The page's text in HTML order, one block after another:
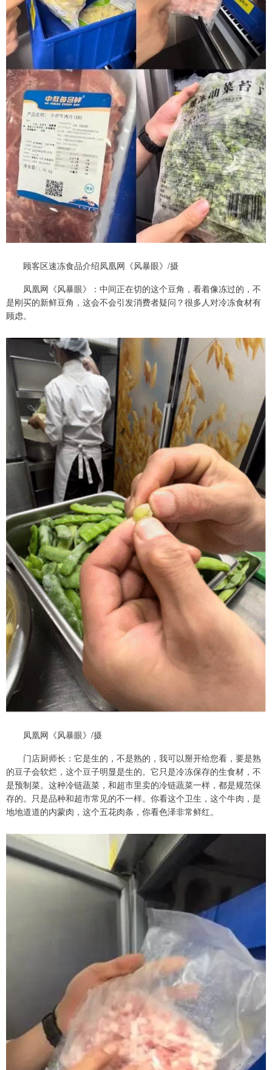
顾客区速冻食品介绍凤凰网《风暴眼》/摄
凤凰网《风暴眼》：中间正在切的这个豆角，看着像冻过的，不
是刚买的新鲜豆角，这会不会引发消费者疑问？很多人对冷冻食材有
顾虑。
凤凰网《风暴眼》/摄
门店厨师长：它是生的，不是熟的，我可以掰开给您看，要是熟
的豆子会软烂，这个豆子明显是生的。它只是冷冻保存的生食材，不
是预制菜。这种冷链蔬菜，和超市里卖的冷链蔬菜一样，都是规范保
存的。只是品种和超市常见的不一样。你看这个卫生，这个牛肉，是
地地道道的内蒙肉，这个五花肉条，你看色泽非常鲜红。